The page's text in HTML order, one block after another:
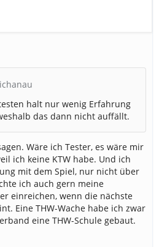
halt nur wenig Erfahrung
das dann nicht auffällt.
Wäre ich Tester, es wäre mir
ich keine KTW habe. Und ich
mit dem Spiel, nur nicht über
ich auch gern meine
einreichen, wenn die nächste
Eine THW-Wache habe ich zwar
eine THW-Schule gebaut.